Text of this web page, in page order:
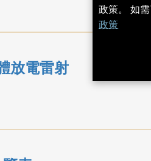
放電雷射
政策。 如
政策